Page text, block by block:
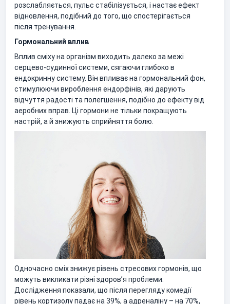
розслабляється, пульс стабілізується, і настає ефект
відновлення, подібний до того, що спостерігається
після тренування.
Гормональний вплив
Вплив сміху на організм виходить далеко за межі
серцево-судинної системи, сягаючи глибоко в
ендокринну систему. Він впливає на гормональний фон,
стимулюючи вироблення ендорфінів, які дарують
відчуття радості та полегшення, подібно до ефекту від
аеробних вправ. Ці гормони не тільки покращують
настрій, а й знижують сприйняття болю.
Одночасно сміх знижує рівень стресових гормонів, що
можуть викликати різні здоров’я проблеми.
Дослідження показали, що після перегляду комедії
рівень кортизолу падає на 39%, а адреналіну – на 70%,